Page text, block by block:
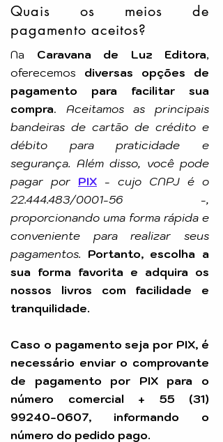
Editora: LEAL
Quais os meios de
pagamento aceitos?
Na Caravana de Luz Editora,
oferecemos diversas opções de
pagamento para facilitar sua
compra. Aceitamos as principais
bandeiras de cartão de crédito e
débito para praticidade e
segurança. Além disso, você pode
pagar por PIX - cujo CNPJ é o
22.444.483/0001-56 -,
proporcionando uma forma rápida e
conveniente para realizar seus
pagamentos. Portanto, escolha a
sua forma favorita e adquira os
nossos livros com facilidade e
tranquilidade.
Caso o pagamento seja por PIX, é
necessário enviar o comprovante
de pagamento por PIX para o
número comercial + 55 (31)
99240-0607, informando o
número do pedido pago.